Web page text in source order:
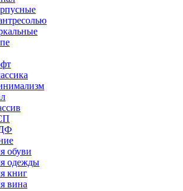
обуви
одежды
книг
вина